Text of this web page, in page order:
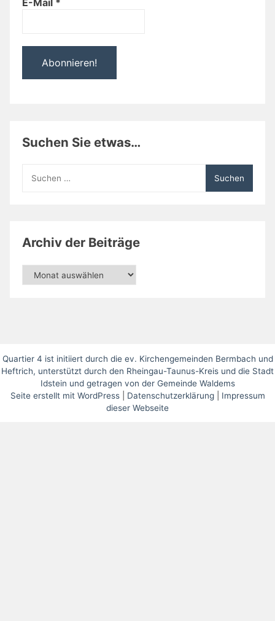
Suchen Sie etwas…
nach:
Archiv der Beiträge
Archiv
Quartier 4 ist initiiert durch die ev. Kirchengemeinden Bermbach und
Heftrich, unterstützt durch den Rheingau-Taunus-Kreis und die Stadt
Idstein und getragen von der Gemeinde Waldems
Seite erstellt mit WordPress
Datenschutzerklärung
Impressum
dieser Webseite